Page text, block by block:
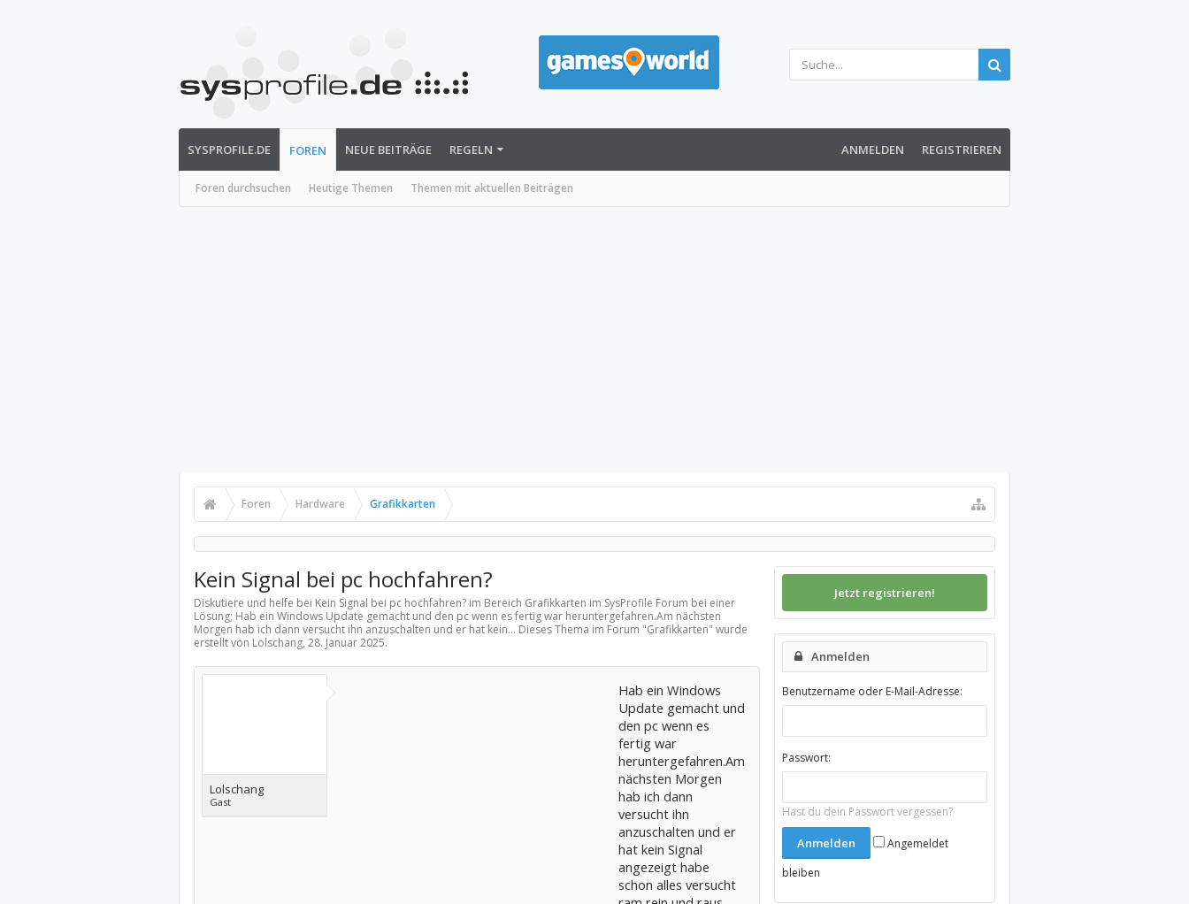
SYSPROFILE.DE FOREN
Foren durchsuchen Heutige Themen Themen mit aktuellen Beiträgen
NEUE BEITRÄGE REGELN ANMELDEN REGISTRIEREN
Foren Hardware Grafikkarten
Kein Signal bei pc hochfahren?
Diskutiere und helfe bei Kein Signal bei pc hochfahren? im Bereich Grafikkarten im SysProfile Forum bei einer
Lösung; Hab ein Windows Update gemacht und den pc wenn es fertig war heruntergefahren.Am nächsten
Morgen hab ich dann versucht ihn anzuschalten und er hat kein... Dieses Thema im Forum "Grafikkarten" wurde
erstellt von Lolschang, 28. Januar 2025.
Lolschang
Gast
Hab ein Windows
Update gemacht und
den pc wenn es
fertig war
heruntergefahren.Am
nächsten Morgen
hab ich dann
versucht ihn
anzuschalten und er
hat kein Signal
angezeigt habe
schon alles versucht
Jetzt registrieren!
Anmelden
Benutzername oder E-Mail-Adresse:
Passwort:
Hast du dein Passwort vergessen?
Angemeldet
bleiben